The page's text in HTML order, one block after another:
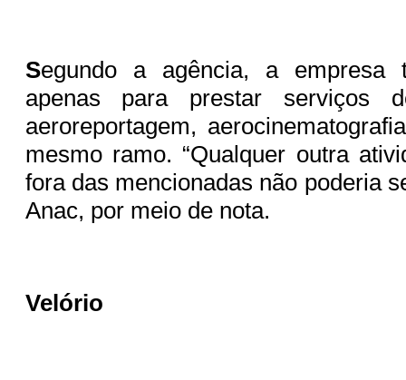
Segundo a agência, a empresa
apenas para prestar serviços
aeroreportagem,
mesmo ramo. “Qualquer outra
fora das mencionadas não poderia
Anac, por meio de nota.
Velório